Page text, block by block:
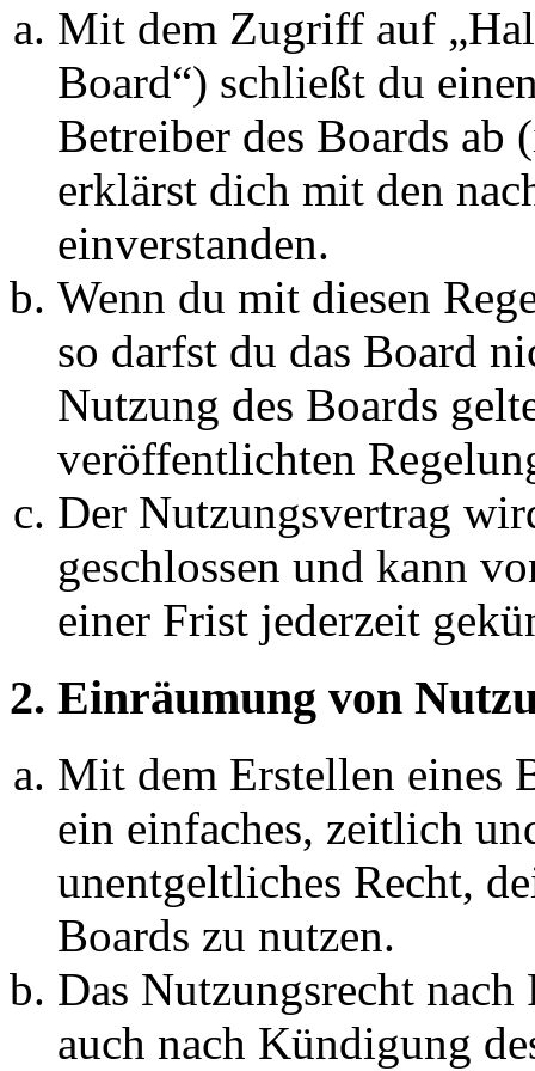
Mit dem Zugriff auf
Board“) schließt du
Betreiber des Boards ab
erklärst dich mit den
einverstanden.
Wenn du mit diesen
so darfst du das Board
Nutzung des Boards
veröffentlichten
Der Nutzungsvertrag
geschlossen und kann
einer Frist jederzeit
2. Einräumung von
Mit dem Erstellen eines
ein einfaches, zeitlich
unentgeltliches Recht,
Boards zu nutzen.
Das Nutzungsrecht
auch nach Kündigung